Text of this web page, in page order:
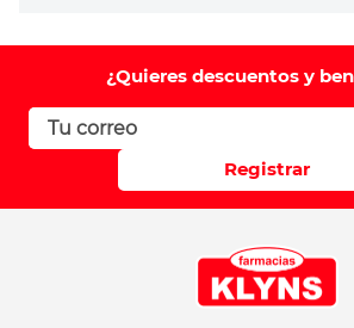
¿Quieres descuentos y
Registrar